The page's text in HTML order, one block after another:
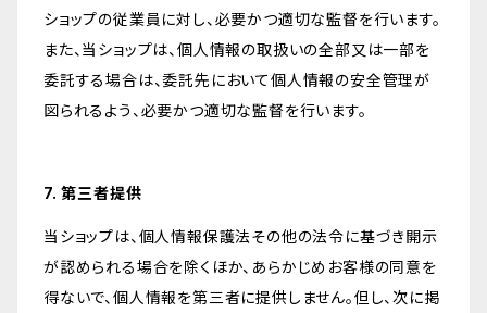
ショップの従業員に対し、必要かつ適切な監督を行います。
また、当ショップは、個人情報の取扱いの全部又は一部を
委託する場合は、委託先において個人情報の安全管理が
図られるよう、必要かつ適切な監督を行います。
7. 第三者提供
当ショップは、個人情報保護法その他の法令に基づき開示
が認められる場合を除くほか、あらかじめお客様の同意を
得ないで、個人情報を第三者に提供しません。但し、次に掲